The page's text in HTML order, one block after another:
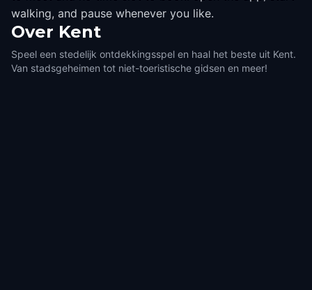
walking, and pause whenever you like.
Over Kent
Speel een stedelijk ontdekkingsspel en haal het beste uit Kent.
Van stadsgeheimen tot niet-toeristische gidsen en meer!